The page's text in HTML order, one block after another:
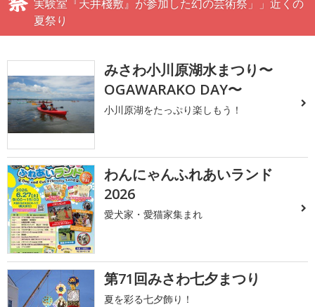
実験室『天井棧敷』が参加した幻の芸術祭」」近くの
夏祭り
みさわ小川原湖水まつり〜
OGAWARAKO DAY〜
小川原湖をたっぷり楽しもう！
わんにゃんふれあいランド
2026
愛犬家・愛猫家集まれ
第71回みさわ七夕まつり
夏を彩る七夕飾り！